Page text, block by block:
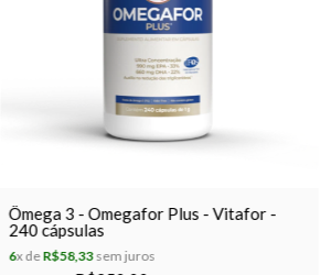
Ômega 3 - Omegafor Plus - Vitafor -
240 cápsulas
6x deR$58,33sem juros